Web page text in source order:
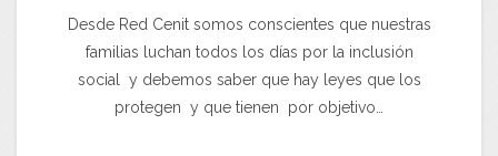
Desde Red Cenit somos conscientes que nuestras
familias luchan todos los días por la inclusión
social y debemos saber que hay leyes que los
protegen y que tienen por objetivo…